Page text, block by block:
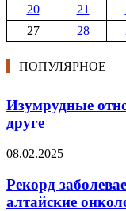
20
21
27
28
ПОПУЛЯРНОЕ
Изумрудные
друге
08.02.2025
Рекорд
алтайские